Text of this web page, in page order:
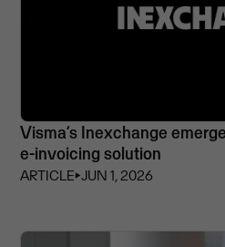
Visma’s Inexchange
e-invoicing solution
ARTICLE⏵JUN 1, 2026